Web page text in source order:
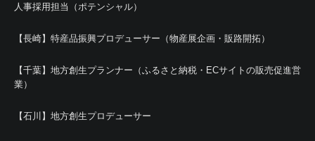
人事採用担当（ポテンシャル）
【長崎】特産品振興プロデューサー（物産展企画・販路開拓）
【千葉】地方創生プランナー（ふるさと納税・ECサイトの販売促進営
業）
【石川】地方創生プロデューサー